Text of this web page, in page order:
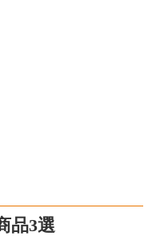
品3選